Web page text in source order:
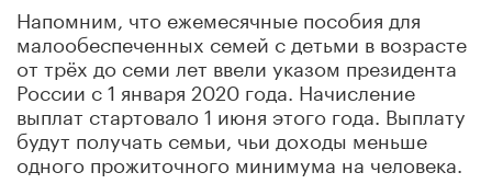
Напомним, что ежемесячные пособия для
малообеспеченных семей с детьми в возрасте
от трёх до семи лет ввели указом президента
России с 1 января 2020 года. Начисление
выплат стартовало 1 июня этого года. Выплату
будут получать семьи, чьи доходы меньше
одного прожиточного минимума на человека.